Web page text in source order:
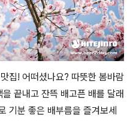
집! 어떠셨나요? 따뜻한 봄바람
끝내고 잔뜩 배고픈 배를 달래
기분 좋은 배부름을 즐겨보세